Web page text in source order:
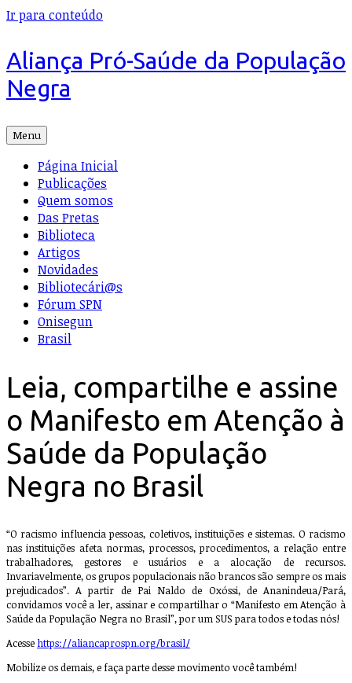
Ir para conteúdo
Aliança Pró-Saúde da População
Negra
Menu
Página Inicial
Publicações
Quem somos
Das Pretas
Biblioteca
Artigos
Novidades
Bibliotecári@s
Fórum SPN
Onisegun
Brasil
Leia, compartilhe e assine
o Manifesto em Atenção à
Saúde da População
Negra no Brasil
“O racismo influencia pessoas, coletivos, instituições e sistemas. O racismo
nas instituições afeta normas, processos, procedimentos, a relação entre
trabalhadores, gestores e usuários e a alocação de recursos.
Invariavelmente, os grupos populacionais não brancos são sempre os mais
prejudicados”. A partir de Pai Naldo de Oxóssi, de Ananindeua/Pará,
convidamos você a ler, assinar e compartilhar o “Manifesto em Atenção à
Saúde da População Negra no Brasil”, por um SUS para todos e todas nós!
Acesse https://aliancaprospn.org/brasil/
Mobilize os demais, e faça parte desse movimento você também!